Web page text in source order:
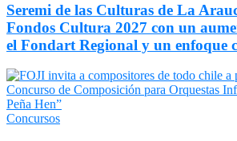
Seremi de las Culturas de La
Fondos Cultura 2027 con un
el Fondart Regional y un enfoque
Concursos